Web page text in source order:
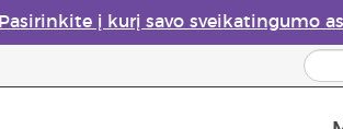
Pasirinkite į kurį savo sveikatingumo